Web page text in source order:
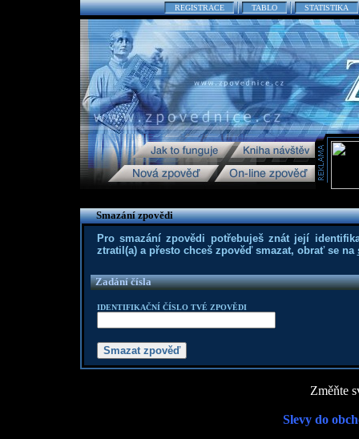
REGISTRACE TABLO STATISTIKA
Smazání zpovědi
Pro smazání zpovědi potřebuješ znát její
ztratil(a) a přesto chceš zpověď smazat, obrať se na
Zadání čísla
IDENTIFIKAČNÍ ČÍSLO TVÉ ZPOVĚDI
Změňte
Slevy do